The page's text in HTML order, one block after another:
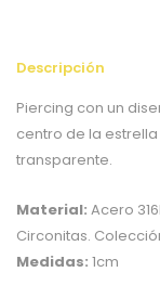
Descripción
Piercing con un
centro de la
transparente.
Material: Acero
Circonitas.
Medidas: 1cm